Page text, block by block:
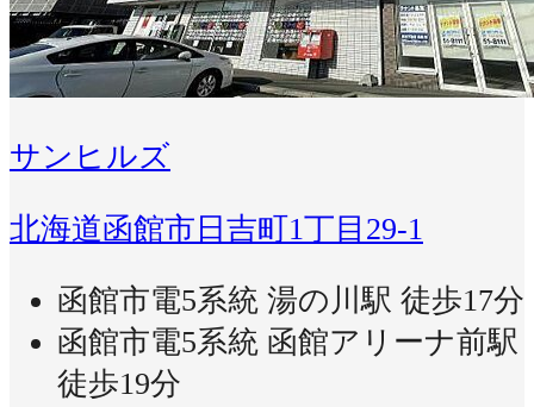
サンヒルズ
北海道函館市日吉町1丁目29-1
函館市電5系統 湯の川駅 徒歩17分
函館市電5系統 函館アリーナ前駅
徒歩19分